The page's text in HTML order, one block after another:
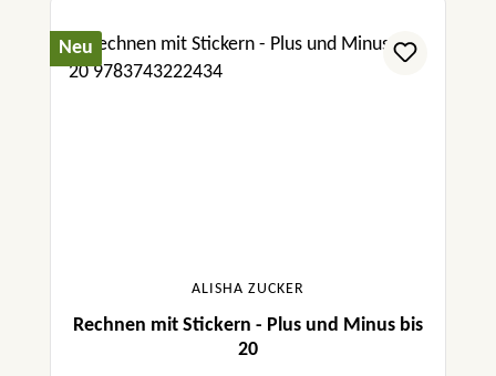
Neu
ALISHA ZUCKER
Rechnen mit Stickern - Plus und Minus bis
20